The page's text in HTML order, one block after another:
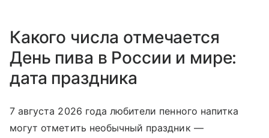
Какого числа отмечается
День пива в России и мире:
дата праздника
7 августа 2026 года любители пенного напитка
могут отметить необычный праздник —